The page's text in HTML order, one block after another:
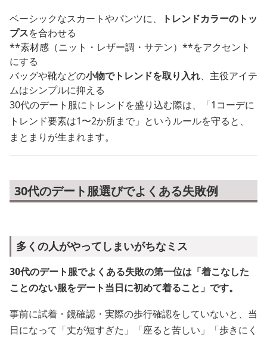
ベーシックなスカートやパンツに、
トレンドカラーのトッ
プスを合わせる
**素材感（ニット・レザー調・サテン）**をアクセント
にする
バッグや靴などの小物でトレンドを取り入れ、主役アイテ
ムはシンプルに抑える
30代のデート服にトレンドを盛り込む際は、「1コーデに
トレンド要素は1〜2か所まで」というルールを守ると、
まとまりが生まれます。
30代のデート服選びでよくある失敗例
多くの人がやってしまいがちなミス
30代のデート服でよくある失敗の第一位は「着こなした
ことのない服をデート当日に初めて着ること」です。
事前に試着・鏡確認・実際の歩行確認をしていないと、当
日になって「丈が短すぎた」「座ると苦しい」「歩きにく